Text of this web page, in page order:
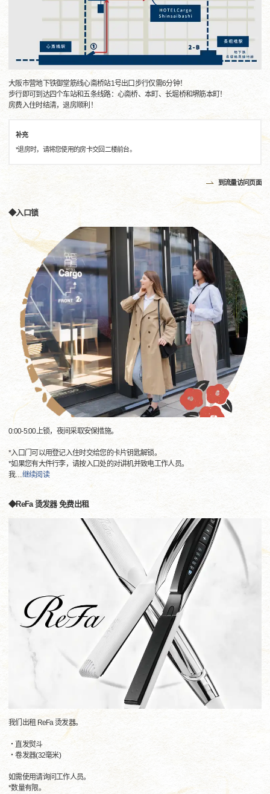
大阪市营地下铁御堂筋线心斋桥站1号出口步行仅需6分钟！
步行即可到达四个车站和五条线路：心斋桥、本町、长堀桥和堺筋本町！
房费入住时结清，退房顺利！
补充
*退房时，请将您使用的房卡交回二楼前台。
到流量访问页面
◆入口锁
0:00-5:00上锁，夜间采取安保措施。
*入口门可以用登记入住时交给您的卡片钥匙解锁。
*如果您有大件行李，请按入口处的对讲机并致电工作人员。
我…继续阅读
◆ReFa 烫发器 免费出租
我们出租 ReFa 烫发器。
・直发熨斗
・卷发器(32毫米)
如需使用请询问工作人员。
*数量有限。